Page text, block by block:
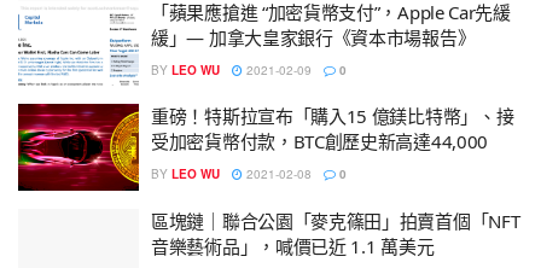
「蘋果應搶進 “加密貨幣支付”，Apple Car先緩
緩」— 加拿大皇家銀行《資本市場報告》
BY LEO WU 2021-02-09 0
重磅！特斯拉宣布「購入15 億鎂比特幣」、接
受加密貨幣付款，BTC創歷史新高達44,000
BY LEO WU 2021-02-08 0
區塊鏈｜聯合公園「麥克篠田」拍賣首個「NFT
音樂藝術品」，喊價已近 1.1 萬美元